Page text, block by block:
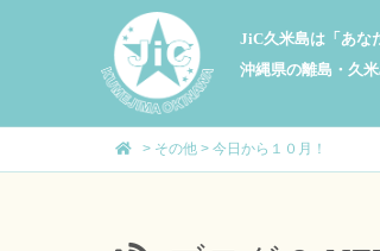
JiC久米島は「あな
沖縄県の離島・久
> その他 > 今日から１０月！